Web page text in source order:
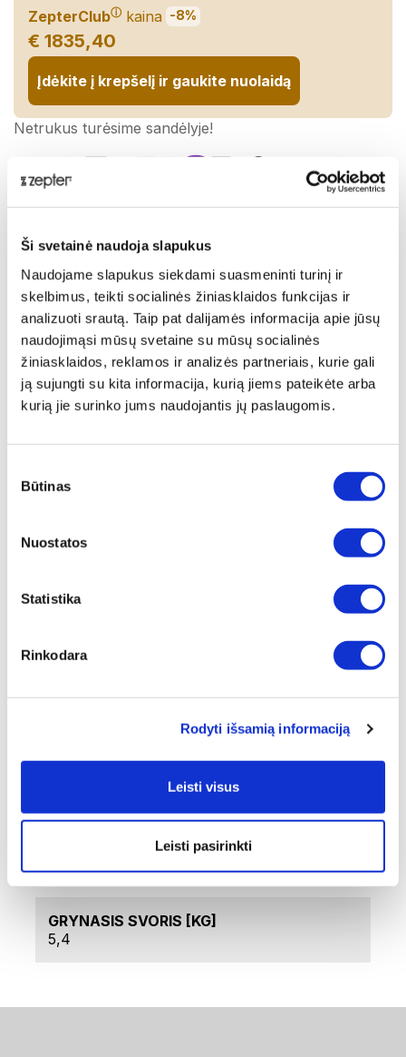
Ši svetainė naudoja slapukus
Naudojame slapukus siekdami suasmeninti turinį ir
skelbimus, teikti socialinės žiniasklaidos funkcijas ir
analizuoti srautą. Taip pat dalijamės informacija apie jūsų
naudojimąsi mūsų svetaine su mūsų socialinės
žiniasklaidos, reklamos ir analizės partneriais, kurie gali
ją sujungti su kita informacija, kurią jiems pateikėte arba
kurią jie surinko jums naudojantis jų paslaugomis.
pasirinkimas
Būtinas
Nuostatos
Statistika
Rinkodara
Rodyti išsamią informaciją
Leisti visus
Leisti pasirinkti
ZepterClubⓘ kaina -8%
€ 1835,40
Įdėkite į krepšelį ir gaukite nuolaidą
Netrukus turėsime sandėlyje!
Aprašymas
Prince taurės skirtos įvairiausiems gėrimams visokioms
progoms, ar tai būtų kasdienis šeimos susibūrimas prie
stalo, ar suplanuota šventė. Dėl taurių storio ir
medžiagos unikalumo šviesa ir temperatūra negali
pakenkti gėrimo kokybei.
Pristatymas
nerūdijančio plieno, todėl bus įvertintas net ateinančių
kartų. Pasirinkite PRINCE ir mėgaukitės vandeniu,
vynu, sultimis, kokteiliais, alumi – pajuskite šio rinkinio
solidumą ir tvirtybę: į rinkinį įeina padėklas, dvylika
lėkštelių, šešios taurės vandeniui ir šešios vyno taurės.
tauriesiems gėrimams. Su PRINCE rinkiniu bet kuris
Techniniai duomenys
PRINCE dekoruotų auksu taurių rinkinys - 6
asmenims
BENDRAS SVORIS [KG]
6,18
GRYNASIS SVORIS [KG]
5,4